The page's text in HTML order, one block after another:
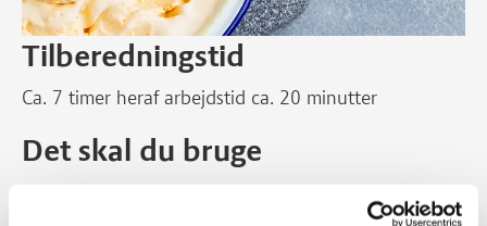
Tilberedningstid
Ca. 7 timer heraf arbejdstid ca. 20 minutter
Det skal du bruge